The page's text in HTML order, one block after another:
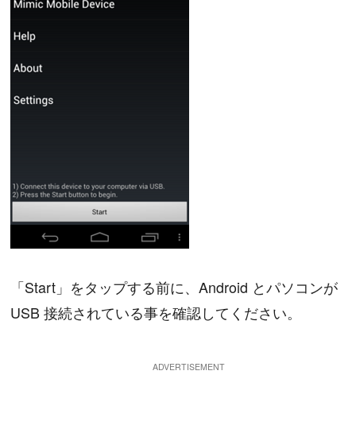
「Start」をタップする前に、Android とパソコンが
USB 接続されている事を確認してください。